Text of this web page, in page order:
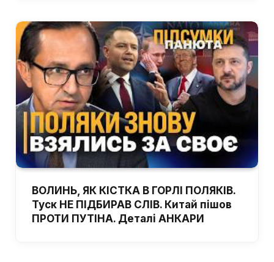
ВОЛИНЬ, ЯК КІСТКА В ГОРЛІ ПОЛЯКІВ.
Туск НЕ ПІДБИРАВ СЛІВ. Китай пішов
ПРОТИ ПУТІНА. Деталі АНКАРИ